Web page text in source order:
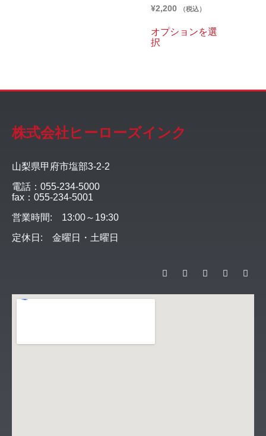
¥2,200 （税込）
オプションを選
択
株式会社ヒーローズインク
山梨県甲府市塩部3-2-2
電話：055-234-5000
fax：055-234-5001
営業時間: 13:00～19:30
定休日: 金曜日・土曜日